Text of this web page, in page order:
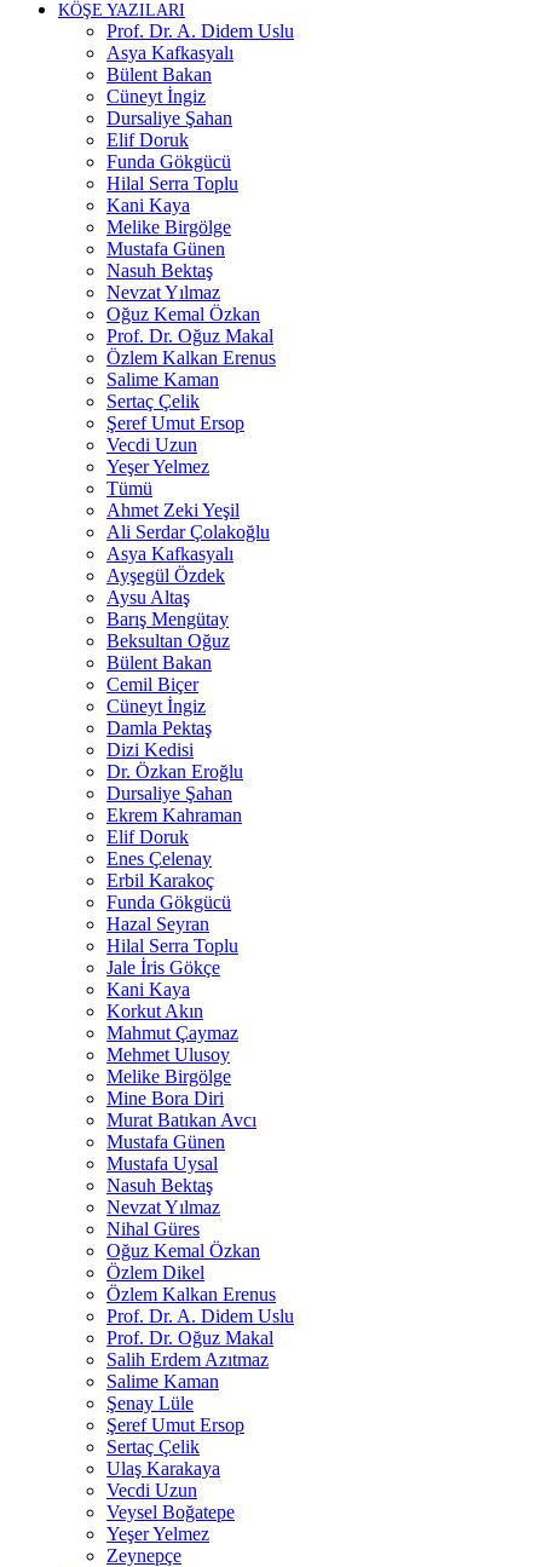
KÖŞE YAZILARI
Prof. Dr. A. Didem Uslu
Asya Kafkasyalı
Bülent Bakan
Cüneyt İngiz
Dursaliye Şahan
Elif Doruk
Funda Gökgücü
Hilal Serra Toplu
Kani Kaya
Melike Birgölge
Mustafa Günen
Nasuh Bektaş
Nevzat Yılmaz
Oğuz Kemal Özkan
Prof. Dr. Oğuz Makal
Özlem Kalkan Erenus
Salime Kaman
Sertaç Çelik
Şeref Umut Ersop
Vecdi Uzun
Yeşer Yelmez
Tümü
Ahmet Zeki Yeşil
Ali Serdar Çolakoğlu
Asya Kafkasyalı
Ayşegül Özdek
Aysu Altaş
Barış Mengütay
Beksultan Oğuz
Bülent Bakan
Cemil Biçer
Cüneyt İngiz
Damla Pektaş
Dizi Kedisi
Dr. Özkan Eroğlu
Dursaliye Şahan
Ekrem Kahraman
Elif Doruk
Enes Çelenay
Erbil Karakoç
Funda Gökgücü
Hazal Seyran
Hilal Serra Toplu
Jale İris Gökçe
Kani Kaya
Korkut Akın
Mahmut Çaymaz
Mehmet Ulusoy
Melike Birgölge
Mine Bora Diri
Murat Batıkan Avcı
Mustafa Günen
Mustafa Uysal
Nasuh Bektaş
Nevzat Yılmaz
Nihal Güres
Oğuz Kemal Özkan
Özlem Dikel
Özlem Kalkan Erenus
Prof. Dr. A. Didem Uslu
Prof. Dr. Oğuz Makal
Salih Erdem Azıtmaz
Salime Kaman
Şenay Lüle
Şeref Umut Ersop
Sertaç Çelik
Ulaş Karakaya
Vecdi Uzun
Veysel Boğatepe
Yeşer Yelmez
Zeynepçe